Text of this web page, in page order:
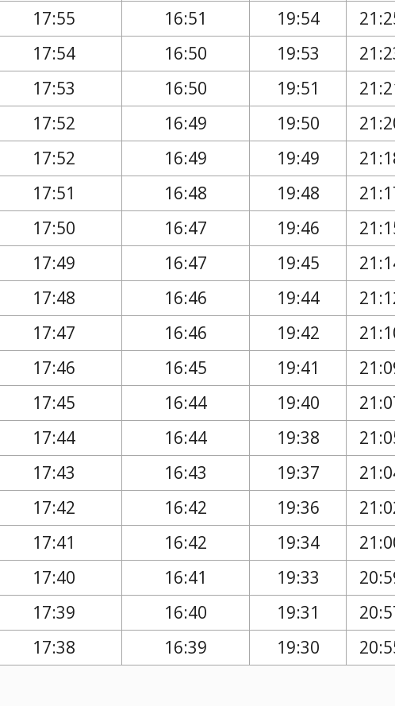
17:55 16:51 19:54
17:54 16:50 19:53
17:53 16:50 19:51
17:52 16:49 19:50
17:52 16:49 19:49
17:51 16:48 19:48
17:50 16:47 19:46
17:49 16:47 19:45
17:48 16:46 19:44
17:47 16:46 19:42
17:46 16:45 19:41
17:45 16:44 19:40
17:44 16:44 19:38
17:43 16:43 19:37
17:42 16:42 19:36
17:41 16:42 19:34
17:40 16:41 19:33
17:39 16:40 19:31
17:38 16:39 19:30